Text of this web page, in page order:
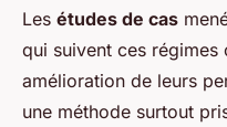
Les études de cas
qui suivent ces régimes
amélioration de leurs
une méthode surtout